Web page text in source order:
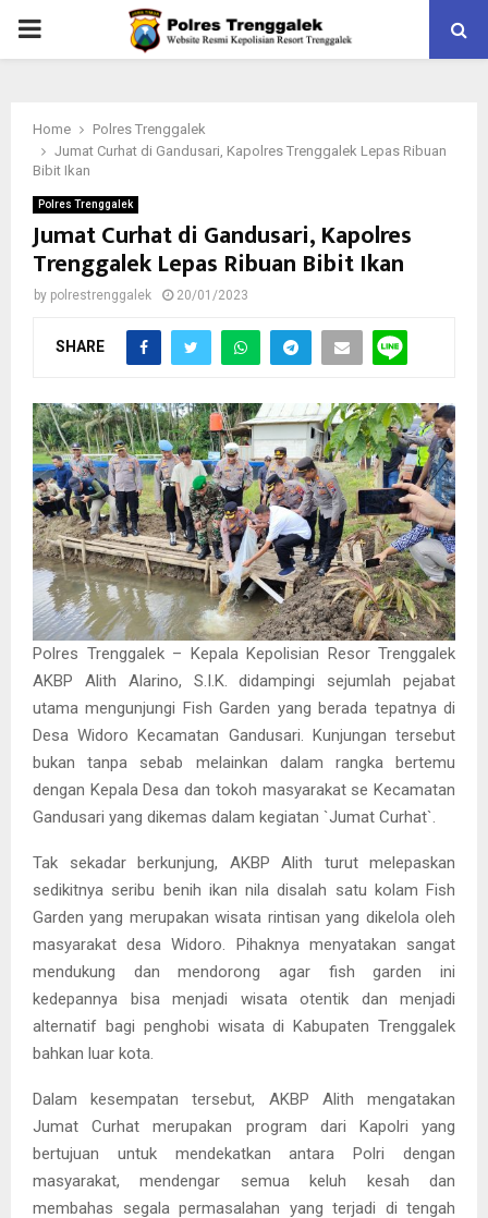
PRIMARY
Home
Polres Trenggalek
Jumat Curhat di Gandusari, Kapolres Trenggalek Lepas Ribuan
Bibit Ikan
Polres Trenggalek
Jumat Curhat di Gandusari, Kapolres
Trenggalek Lepas Ribuan Bibit Ikan
by polrestrenggalek 20/01/2023
SHARE
Polres Trenggalek – Kepala Kepolisian Resor Trenggalek
AKBP Alith Alarino, S.I.K. didampingi sejumlah pejabat
utama mengunjungi Fish Garden yang berada tepatnya di
Desa Widoro Kecamatan Gandusari. Kunjungan tersebut
bukan tanpa sebab melainkan dalam rangka bertemu
dengan Kepala Desa dan tokoh masyarakat se Kecamatan
Gandusari yang dikemas dalam kegiatan `Jumat Curhat`.
Tak sekadar berkunjung, AKBP Alith turut melepaskan
sedikitnya seribu benih ikan nila disalah satu kolam Fish
Garden yang merupakan wisata rintisan yang dikelola oleh
masyarakat desa Widoro. Pihaknya menyatakan sangat
mendukung dan mendorong agar fish garden ini
kedepannya bisa menjadi wisata otentik dan menjadi
alternatif bagi penghobi wisata di Kabupaten Trenggalek
bahkan luar kota.
Dalam kesempatan tersebut, AKBP Alith mengatakan
Jumat Curhat merupakan program dari Kapolri yang
bertujuan untuk mendekatkan antara Polri dengan
masyarakat, mendengar semua keluh kesah dan
membahas segala permasalahan yang terjadi di tengah